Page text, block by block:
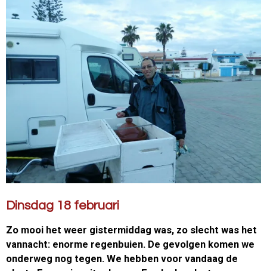
Dinsdag 18 februari
Zo mooi het weer gistermiddag was, zo slecht was het
vannacht: enorme regenbuien. De gevolgen komen we
onderweg nog tegen. We hebben voor vandaag de